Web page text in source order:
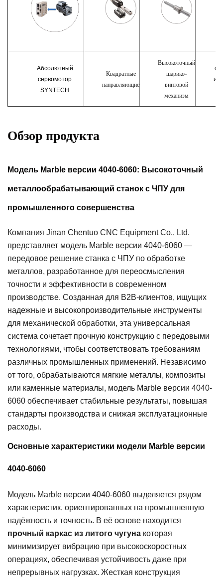
Абсолютный
сервомотор
SYNTECH
Квадратные
направляющие
Высокоточный
шарико-
винтовой
механизм
Обзор продукта
Модель Marble версии 4040-6060: Высокоточный
металлообрабатывающий станок с ЧПУ для
промышленного совершенства
Компания Jinan Chentuo CNC Equipment Co., Ltd.
представляет модель Marble версии 4040-6060 —
передовое решение станка с ЧПУ по обработке
металлов, разработанное для переосмысления
точности и эффективности в современном
производстве. Созданная для B2B-клиентов, ищущих
надежные и высокопроизводительные инструменты
для механической обработки, эта универсальная
система сочетает прочную конструкцию с передовыми
технологиями, чтобы соответствовать требованиям
различных промышленных применений. Независимо
от того, обрабатываются мягкие металлы, композиты
или каменные материалы, модель Marble версии 4040-
6060 обеспечивает стабильные результаты, повышая
стандарты производства и снижая эксплуатационные
расходы.
Основные характеристики модели Marble версии
4040-6060
Модель Marble версии 4040-6060 выделяется рядом
характеристик, ориентированных на промышленную
надёжность и точность. В её основе находится
прочный каркас из литого чугуна которая
минимизирует вибрацию при высокоскоростных
операциях, обеспечивая устойчивость даже при
непрерывных нагрузках. Жесткая конструкция